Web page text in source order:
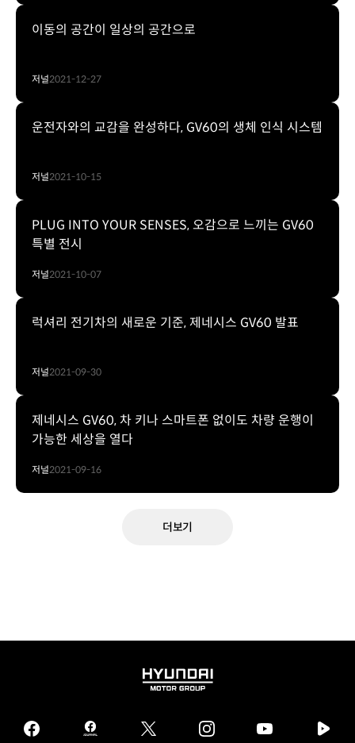
이동의 공간이 일상의 공간으로
저널2021-12-27
운전자와의 교감을 완성하다, GV60의 생체 인식 시스템
저널2021-10-15
PLUG INTO YOUR SENSES, 오감으로 느끼는 GV60
특별 전시
저널2021-10-07
럭셔리 전기차의 새로운 기준, 제네시스 GV60 발표
저널2021-09-30
제네시스 GV60, 차 키나 스마트폰 없이도 차량 운행이
가능한 세상을 열다
저널2021-09-16
더보기
HYUNDAI
GROUP
facebook
hmg twitter instagram